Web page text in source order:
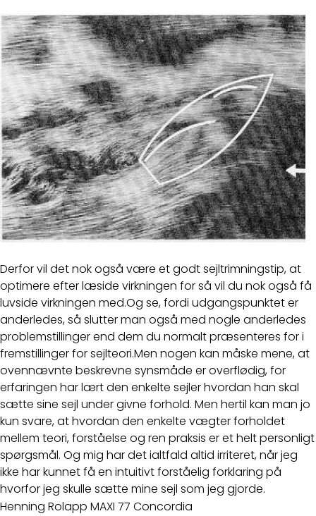
Derfor vil det nok også være et godt sejltrimningstip, at
optimere efter læside virkningen for så vil du nok også få
luvside virkningen med.Og se, fordi udgangspunktet er
anderledes, så slutter man også med nogle anderledes
problemstillinger end dem du normalt præsenteres for i
fremstillinger for sejlteori.Men nogen kan måske mene, at
ovennævnte beskrevne synsmåde er overflødig, for
erfaringen har lært den enkelte sejler hvordan han skal
sætte sine sejl under givne forhold. Men hertil kan man jo
kun svare, at hvordan den enkelte vægter forholdet
mellem teori, forståelse og ren praksis er et helt personligt
spørgsmål. Og mig har det ialtfald altid irriteret, når jeg
ikke har kunnet få en intuitivt forståelig forklaring på
hvorfor jeg skulle sætte mine sejl som jeg gjorde.
Henning Rolapp MAXI 77 Concordia